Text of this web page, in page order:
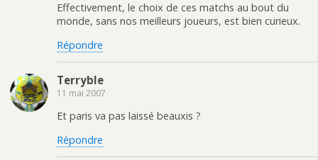
Effectivement, le choix de ces matchs au bout du
monde, sans nos meilleurs joueurs, est bien curieux.
Répondre
Terryble
11 mai 2007
Et paris va pas laissé beauxis ?
Répondre